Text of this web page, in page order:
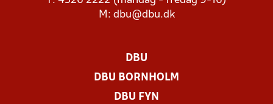
M: dbu@dbu.dk
DBU
DBU BORNHOLM
DBU FYN